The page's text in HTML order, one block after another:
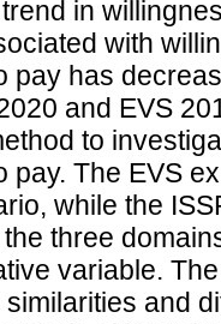
in
with
pay has
and EVS
to
pay. The EVS
while the
three
variable.
and